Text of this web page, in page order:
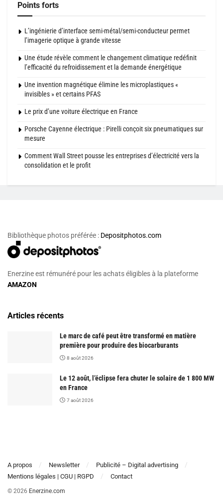
Points forts
L’ingénierie d’interface semi-métal/semi-conducteur permet
l’imagerie optique à grande vitesse
Une étude révèle comment le changement climatique redéfinit
l’efficacité du refroidissement et la demande énergétique
Une invention magnétique élimine les microplastiques «
invisibles » et certains PFAS
Le prix d’une voiture électrique en France
Porsche Cayenne électrique : Pirelli conçoit six pneumatiques sur
mesure
Comment Wall Street pousse les entreprises d’électricité vers la
consolidation et le profit
Bibliothèque photos préférée : Depositphotos.com
Enerzine est rémunéré pour les achats éligibles à la plateforme
AMAZON
Articles récents
Le marc de café peut être transformé en matière
première pour produire des biocarburants
8 août 2026
Le 12 août, l’éclipse fera chuter le solaire de 1 800 MW
en France
7 août 2026
A propos Newsletter
Publicité – Digital advertising
Mentions légales | CGU | RGPD
Contact
© 2026 Enerzine.com